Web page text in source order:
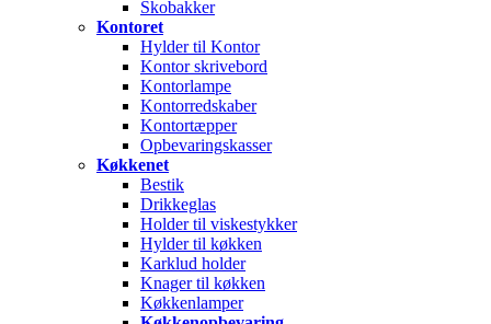
Skobakker
Kontoret
Hylder til Kontor
Kontor skrivebord
Kontorlampe
Kontorredskaber
Kontortæpper
Opbevaringskasser
Køkkenet
Bestik
Drikkeglas
Holder til viskestykker
Hylder til køkken
Karklud holder
Knager til køkken
Køkkenlamper